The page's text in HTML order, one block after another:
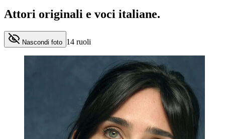
Attori originali e voci italiane.
Nascondi foto 14 ruoli